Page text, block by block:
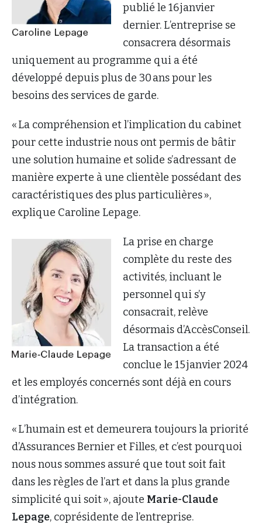
publié le 16 janvier
dernier. L’entreprise se
consacrera désormais
uniquement au programme qui a été
développé depuis plus de 30 ans pour les
besoins des services de garde.
« La compréhension et l’implication du cabinet
pour cette industrie nous ont permis de bâtir
une solution humaine et solide s’adressant de
manière experte à une clientèle possédant des
caractéristiques des plus particulières »,
explique Caroline Lepage.
La prise en charge
complète du reste des
activités, incluant le
personnel qui s’y
consacrait, relève
désormais d’AccèsConseil.
La transaction a été
conclue le 15 janvier 2024
et les employés concernés sont déjà en cours
d’intégration.
« L’humain est et demeurera toujours la priorité
d’Assurances Bernier et Filles, et c’est pourquoi
nous nous sommes assuré que tout soit fait
dans les règles de l’art et dans la plus grande
simplicité qui soit », ajoute Marie-Claude
Lepage, coprésidente de l’entreprise.